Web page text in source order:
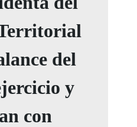
del
y
con